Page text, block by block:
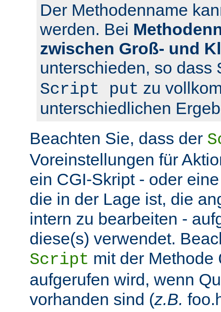
Der Methodenname
werden. Bei
zwischen Groß- und
unterschieden, so dass
Script put zu
unterschiedlichen
Beachten Sie, dass der
Voreinstellungen für
ein CGI-Skript - oder
die in der Lage ist, die
intern zu bearbeiten -
diese(s) verwendet.
Script mit der Methode
aufgerufen wird, wenn
vorhanden sind (z.B.